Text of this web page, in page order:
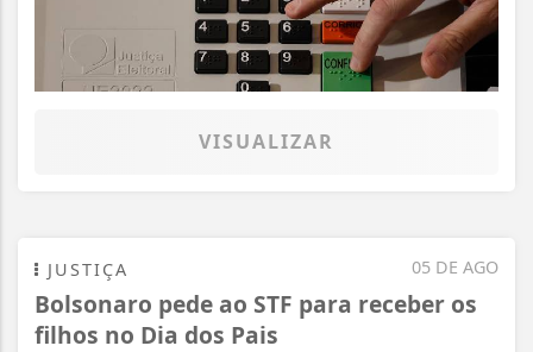
VISUALIZAR
05 DE AGO
JUSTIÇA
Bolsonaro pede ao STF para receber os
filhos no Dia dos Pais